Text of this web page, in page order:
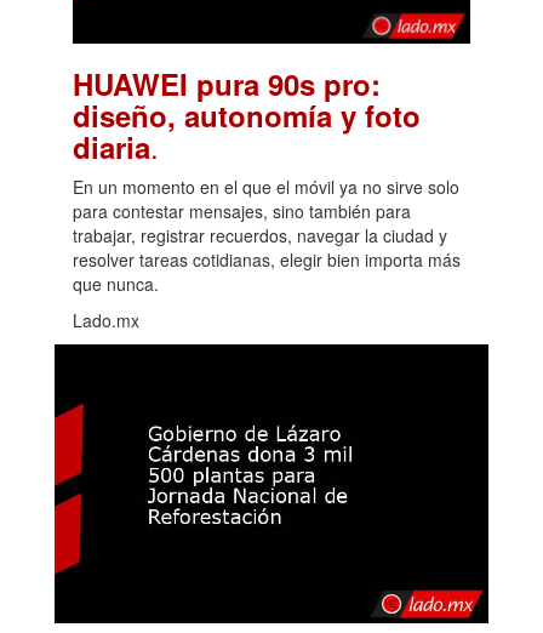
HUAWEI pura 90s pro:
diseño, autonomía y foto
diaria.
En un momento en el que el móvil ya no sirve solo
para contestar mensajes, sino también para
trabajar, registrar recuerdos, navegar la ciudad y
resolver tareas cotidianas, elegir bien importa más
que nunca.
Lado.mx